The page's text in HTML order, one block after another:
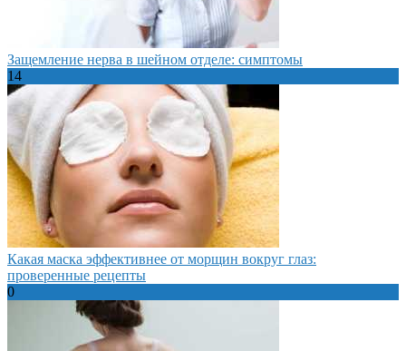
Защемление нерва в шейном отделе: симптомы
14
Какая маска эффективнее от морщин вокруг глаз:
проверенные рецепты
0